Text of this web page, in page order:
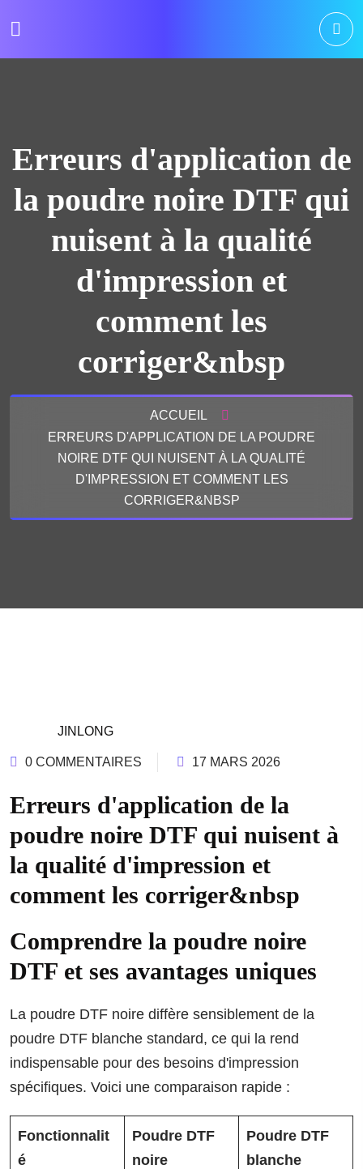
Erreurs d'application de
la poudre noire DTF qui
nuisent à la qualité
d'impression et
comment les
corriger&nbsp
ACCUEIL
ERREURS D'APPLICATION DE LA POUDRE
NOIRE DTF QUI NUISENT À LA QUALITÉ
D'IMPRESSION ET COMMENT LES
CORRIGER&NBSP
JINLONG
0 COMMENTAIRES 17 MARS 2026
Erreurs d'application de la
poudre noire DTF qui nuisent à
la qualité d'impression et
comment les corriger&nbsp
Comprendre la poudre noire
DTF et ses avantages uniques
La poudre DTF noire diffère sensiblement de la
poudre DTF blanche standard, ce qui la rend
indispensable pour des besoins d'impression
spécifiques. Voici une comparaison rapide :
Fonctionnalit
é
Poudre DTF
noire
Poudre DTF
blanche